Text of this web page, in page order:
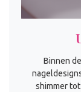
Binnen
shimmer